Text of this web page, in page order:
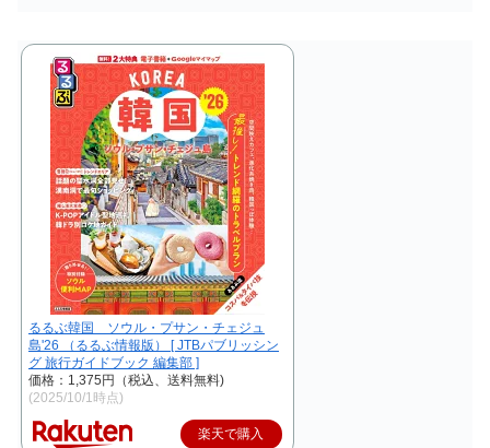
るるぶ韓国 ソウル・プサン・チェジュ
島'26 （るるぶ情報版） [ JTBパブリッシン
グ 旅行ガイドブック 編集部 ]
価格：1,375円（税込、送料無料)
(2025/10/1時点)
楽天で購入